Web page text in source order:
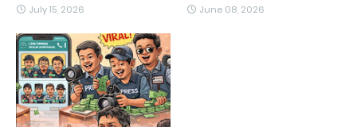
July 15, 2026 June 08, 2026